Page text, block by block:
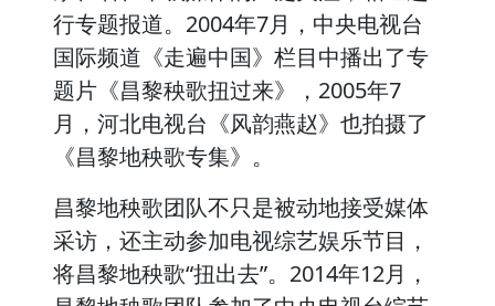
行专题报道。2004年7月，中央电视台
国际频道《走遍中国》栏目中播出了专
题片《昌黎秧歌扭过来》，2005年7
月，河北电视台《风韵燕赵》也拍摄了
《昌黎地秧歌专集》。
昌黎地秧歌团队不只是被动地接受媒体
采访，还主动参加电视综艺娱乐节目，
将昌黎地秧歌“扭出去”。2014年12月，